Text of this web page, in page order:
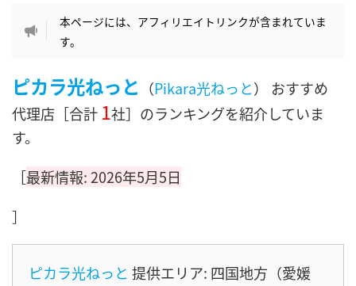
本ページには、アフィリエイトリンクが含まれていま
す。
ピカラ光ねっと （Pikara光ねっと） おすすめ
代理店［合計 1社］のランキングを紹介していま
す。
［最新情報: 2026年5月5日
］
ピカラ光ねっと 提供エリア: 四国地方（愛媛